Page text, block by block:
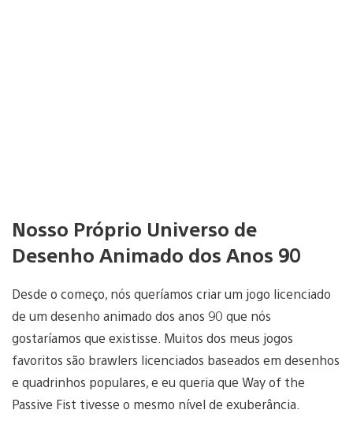
Nosso Próprio Universo de
Desenho Animado dos Anos 90
Desde o começo, nós queríamos criar um jogo licenciado
de um desenho animado dos anos 90 que nós
gostaríamos que existisse. Muitos dos meus jogos
favoritos são brawlers licenciados baseados em desenhos
e quadrinhos populares, e eu queria que Way of the
Passive Fist tivesse o mesmo nível de exuberância.